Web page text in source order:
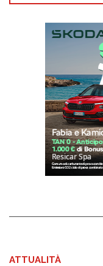
ATTUALITÀ